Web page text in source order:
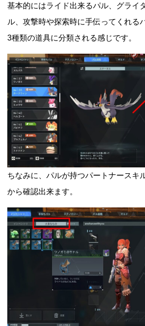
基本的にはライド出来るパル、グライ
ル、攻撃時や探索時に手伝ってくれる
3種類の道具に分類される感じです。
ちなみに、パルが持つパートナースキ
から確認出来ます。